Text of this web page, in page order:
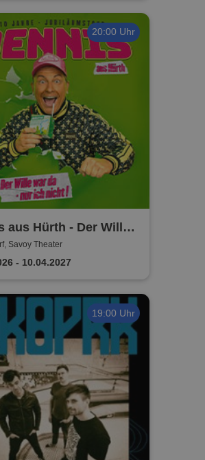
20:00 Uhr
aus Hürth - Der Wille
- nur ich nicht!
Savoy Theater
- 10.04.2027
19:00 Uhr